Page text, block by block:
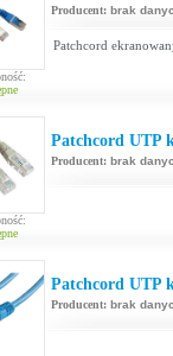
Producent: brak
Patchcord
Patchcord UTP
Producent: brak
Patchcord UTP
Producent: brak